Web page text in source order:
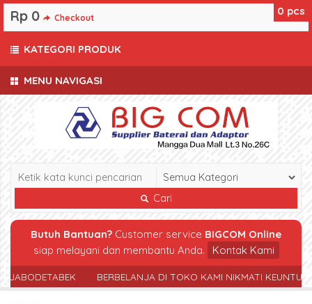
MENU NAVIGASI
Cari
Butuh Bantuan? Customer service BIGCOM Online
siap melayani dan membantu Anda.
Kontak Kami
JABODETABEK BERBELANJA DI TOKO KAMI NIKMATI
0 pcs
Rp 0 Checkout
KATEGORI PRODUK